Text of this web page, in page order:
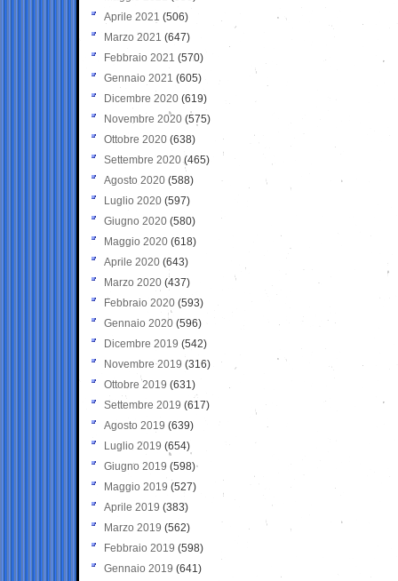
Aprile 2021 (506)
Marzo 2021 (647)
Febbraio 2021 (570)
Gennaio 2021 (605)
Dicembre 2020 (619)
Novembre 2020 (575)
Ottobre 2020 (638)
Settembre 2020(465)
Agosto 2020 (588)
Luglio 2020 (597)
Giugno 2020 (580)
Maggio 2020 (618)
Aprile 2020 (643)
Marzo 2020 (437)
Febbraio 2020 (593)
Gennaio 2020 (596)
Dicembre 2019 (542)
Novembre 2019 (316)
Ottobre 2019 (631)
Settembre 2019 (617)
Agosto 2019 (639)
Luglio 2019 (654)
Giugno 2019 (598)
Maggio 2019 (527)
Aprile 2019 (383)
Marzo 2019 (562)
Febbraio 2019 (598)
Gennaio 2019 (641)